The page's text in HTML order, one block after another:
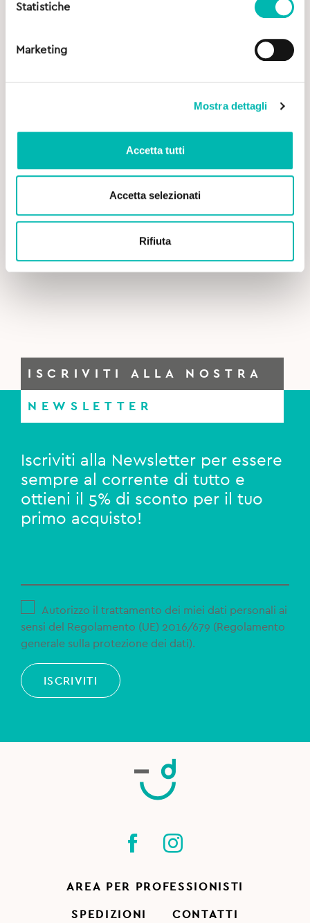
Statistiche
Marketing
Mostra dettagli
Accetta tutti
Accetta selezionati
Rifiuta
price
18,00€.
price
16,00€.
Ialozon Clean Spray Igienizzante - 100 ml
ISCRIVITI ALLA NOSTRA
NEWSLETTER
Iscriviti alla Newsletter per essere
sempre al corrente di tutto e
ottieni il 5% di sconto per il tuo
primo acquisto!
Autorizzo il trattamento dei miei dati personali ai
sensi del Regolamento (UE) 2016/679 (Regolamento
generale sulla protezione dei dati).
ISCRIVITI
AREA PER PROFESSIONISTI
SPEDIZIONI CONTATTI